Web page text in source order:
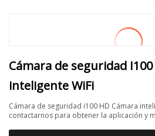
Cámara de seguridad
inteligente WiFi
Cámara de seguridad i100 HD Cámara
contactarnos para obtener la aplicación y